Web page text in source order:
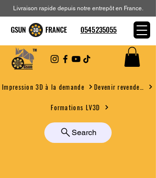
Impression 3D à la demande
Formations LV3D
Search
Livraison rapide depuis notre entrepôt en France.
GSUN FRANCE 0545235055